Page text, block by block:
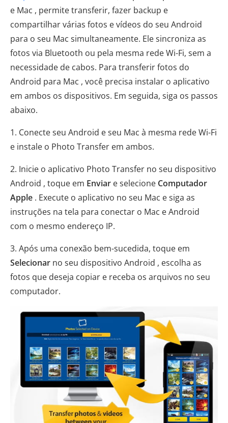
e Mac , permite transferir, fazer backup e
compartilhar várias fotos e vídeos do seu Android
para o seu Mac simultaneamente. Ele sincroniza as
fotos via Bluetooth ou pela mesma rede Wi-Fi, sem a
necessidade de cabos. Para transferir fotos do
Android para Mac , você precisa instalar o aplicativo
em ambos os dispositivos. Em seguida, siga os passos
abaixo.
1. Conecte seu Android e seu Mac à mesma rede Wi-Fi
e instale o Photo Transfer em ambos.
2. Inicie o aplicativo Photo Transfer no seu dispositivo
Android , toque em Enviar e selecione Computador
Apple . Execute o aplicativo no seu Mac e siga as
instruções na tela para conectar o Mac e Android
com o mesmo endereço IP.
3. Após uma conexão bem-sucedida, toque em
Selecionar no seu dispositivo Android , escolha as
fotos que deseja copiar e receba os arquivos no seu
computador.